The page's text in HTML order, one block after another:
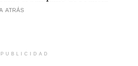
ATRÁS
PUBLICIDAD